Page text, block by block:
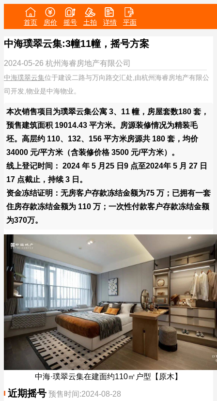
首页 房价 摇号 土拍 详情 平面
中海璞翠云集:3幢11幢，摇号方案
2024-05-26 杭州海睿房地产有限公司
中海璞翠云集位于建设二路与万向路交汇处,由杭州海睿房地产有限公
司开发,物业是中海物业。
本次销售项目为璞翠云集公寓 3、11 幢，房屋套数180 套，
预售建筑面积 19014.43 平方米。房源装修情况为精装毛
坯。高层约 110、132、156 平方米房源共 180 套，均价
34000 元/平方米（含装修价格 3500 元/平方米）。
线上登记时间： 2024 年 5 月25 日9 点至2024年 5 月 27 日
17 点截止，持续 3 日。
资金冻结证明：无房客户存款冻结金额为75 万；已拥有一套
住房存款冻结金额为 110 万；一次性付款客户存款冻结金额
为370万。
中海·璞翠云集在建面约110㎡户型【原木】
近期摇号 预售时间:2024-08-28